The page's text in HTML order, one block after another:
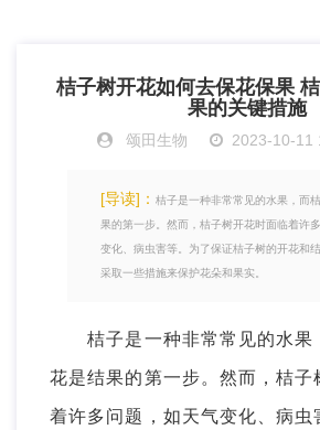
桔子树开花如何去保花保果
果的关键措施
颂田生物 2023-10-11
[导读]： 桔子是一种非常常见的水果，而
果的第一步。然而，桔子树开花时面临着许
变化、病虫害等。为了保证桔子树的开花和
采取一些措施来保护花朵和果实。
桔子是一种非常常见的水果
花是结果的第一步。然而，桔子
着许多问题，如天气变化、病虫